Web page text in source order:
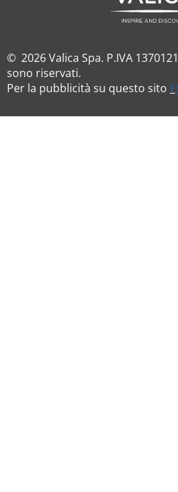
© 2026 Valica Spa. P.IVA
sono riservati.
Per la pubblicità su questo sito